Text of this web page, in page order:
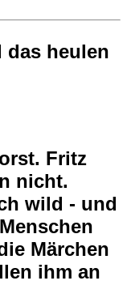
Fritz
nicht.
wild - und
Märchen
ihm an